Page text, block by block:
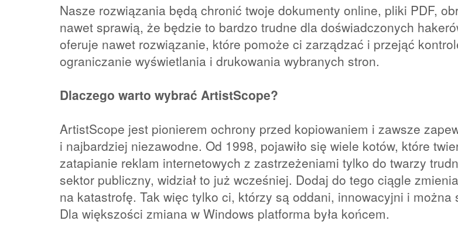
Nasze rozwiązania będą chronić twoje dokumenty online, pliki PDF,
nawet sprawią, że będzie to bardzo trudne dla doświadczonych
oferuje nawet rozwiązanie, które pomoże ci zarządzać i przejąć
ograniczanie wyświetlania i drukowania wybranych stron.
Dlaczego warto wybrać ArtistScope?
ArtistScope jest pionierem ochrony przed kopiowaniem i zawsze
i najbardziej niezawodne. Od 1998, pojawiło się wiele kotów, które
zatapianie reklam internetowych z zastrzeżeniami tylko do twarzy
sektor publiczny, widział to już wcześniej. Dodaj do tego ciągle
na katastrofę. Tak więc tylko ci, którzy są oddani, innowacyjni i
Dla większości zmiana w Windows platforma była końcem.